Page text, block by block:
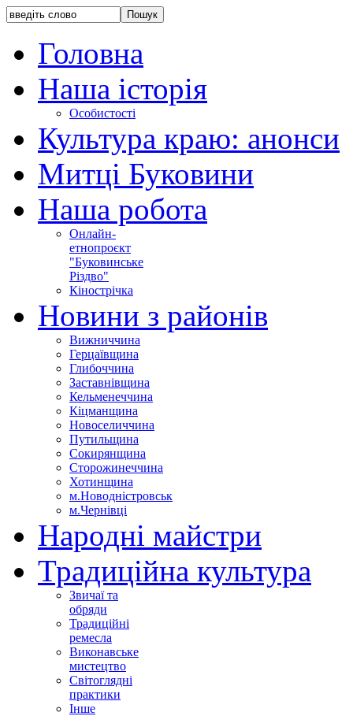
Головна
Наша історія
Особистості
Культура краю: анонси
Митці Буковини
Наша робота
Онлайн-
етнопроєкт
"Буковинське
Різдво"
Кінострічка
Новини з районів
Вижниччина
Герцаївщина
Глибоччина
Заставнівщина
Кельменеччина
Кіцманщина
Новоселиччина
Путильщина
Сокирянщина
Сторожинеччина
Хотинщина
м.Новодністровськ
м.Чернівці
Народні майстри
Традиційна культура
Звичаї та
обряди
Традиційні
ремесла
Виконавське
мистецтво
Світоглядні
практики
Інше